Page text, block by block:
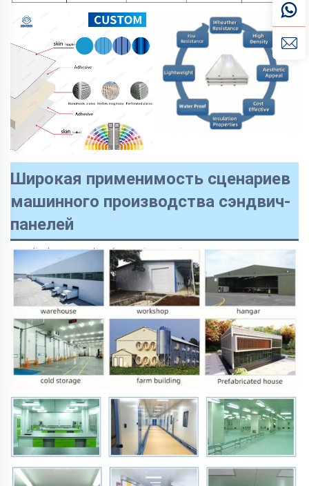
Широкая применимость сценариев
машинного производства сэндвич-
панелей